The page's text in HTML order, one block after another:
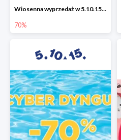
Wiosenna wyprzedaż w 5.10.15 do -70%
70%